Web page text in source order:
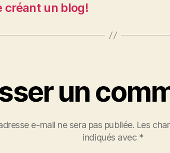
créant un blog!
un
e-mail ne sera pas publiée. Les
indiqués avec *